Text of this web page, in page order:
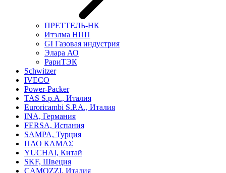
ПРЕТТЕЛЬ-НК
Итэлма НПП
GI Газовая индустрия
Элара АО
РариТЭК
Schwitzer
IVECO
Power-Packer
TAS S.p.A., Италия
Euroricambi S.P.A., Италия
INA, Германия
FERSA, Испания
SAMPA, Турция
ПАО КАМАΣ
YUCHAI, Китай
SKF, Швеция
CAMOZZI, Италия